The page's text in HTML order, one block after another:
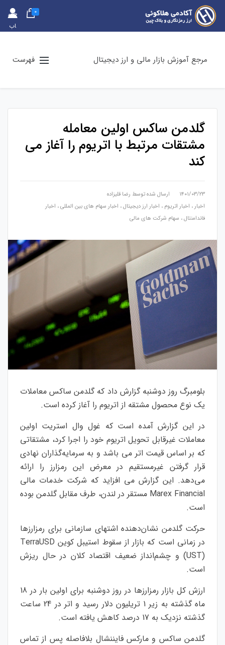
حس
اب
0
مرجع آموزش بازار مالی و ارز دیجیتال فهرست
گلدمن ساکس اولین معامله
مشتقات مرتبط با اتریوم را آغاز می
کند
۱۴۰۱/۰۳/۲۳ ارسال شده توسط رضا قلیزاده
اخبار ، اخبار اتریوم ، اخبار ارز دیجیتال، اخبار سهام های بین المللی، اخبار
فاندامنتال، سهام شرکت های مالی
بلومبرگ روز دوشنبه گزارش داد که گلدمن ساکس معاملات
یک نوع محصول مشتقه از اتریوم را آغاز کرده است.
در این گزارش آمده است که غول وال استریت اولین
معاملات غیرقابل تحویل اتریوم خود را اجرا کرد، مشتقاتی
که بر اساس قیمت اتر می باشد و به سرمایه‌گذاران نهادی
قرار گرفتن غیرمستقیم در معرض این رمزارز را ارائه
می‌دهد. این گزارش می افزاید که شرکت خدمات مالی
Marex Financial مستقر در لندن، طرف مقابل گلدمن بوده
است.
حرکت گلدمن نشان‌دهنده اشتهای سازمانی برای رمزارزها
در زمانی است که بازار از سقوط استیبل کوین TerraUSD
(UST) و چشم‌انداز ضعیف اقتصاد کلان در حال ریزش
است.
ارزش کل بازار رمزارزها در روز دوشنبه برای اولین بار در 18
ماه گذشته به زیر 1 تریلیون دلار رسید و اتر در 24 ساعت
گذشته نزدیک به 17 درصد کاهش یافته است.
گلدمن ساکس و مارکس فایننشال بلافاصله پس از تماس